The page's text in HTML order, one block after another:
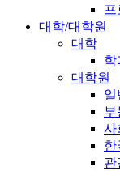
프
대학/대학원
대학
학
대학원
일
부
사
한
관